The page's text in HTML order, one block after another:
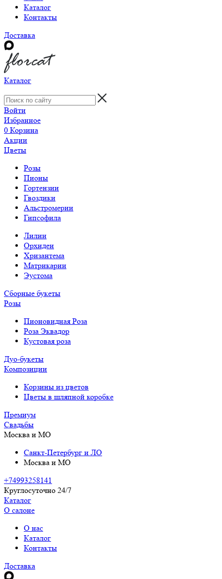
Каталог
Контакты
Доставка
Каталог
Войти
Избранное
0 Корзина
Акции
Цветы
Розы
Пионы
Гортензии
Гвоздики
Альстромерии
Гипсофила
Лилии
Орхидеи
Хризантема
Матрикарии
Эустома
Сборные букеты
Розы
Пионовидная Роза
Роза Эквадор
Кустовая роза
Дуо-букеты
Композиции
Корзины из цветов
Цветы в шляпной коробке
Премиум
Свадьбы
Москва и МО
Санкт-Петербург и ЛО
Москва и МО
+74993258141
Круглосуточно 24/7
Каталог
О салоне
О нас
Каталог
Контакты
Доставка